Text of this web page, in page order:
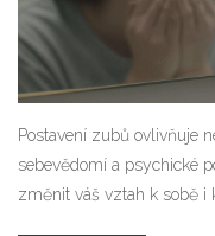
Postavení zubů ovlivňuje
sebevědomí a psychické
změnit váš vztah k sobě i